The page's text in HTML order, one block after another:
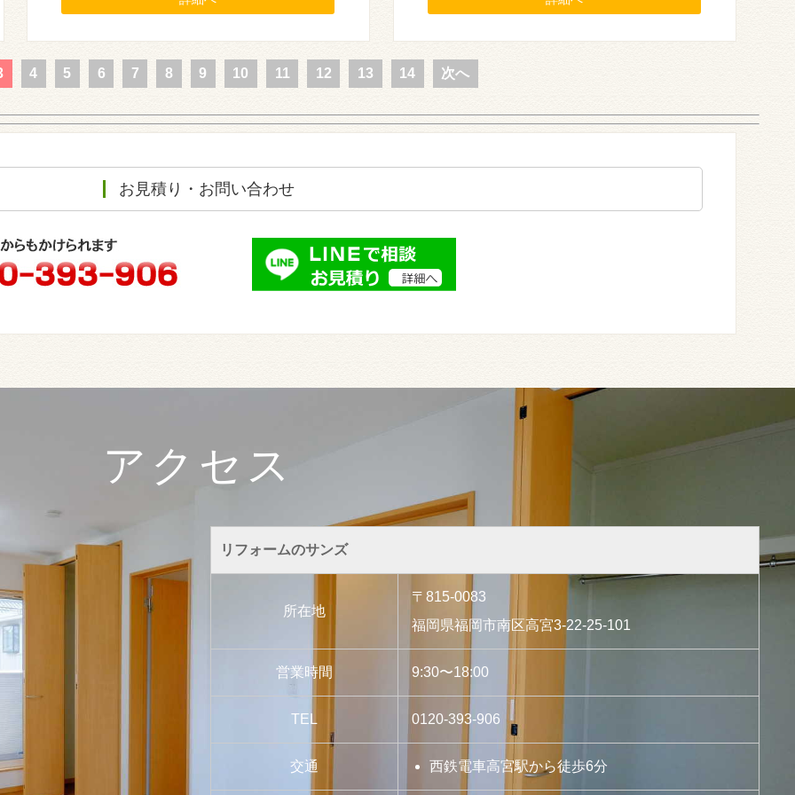
4 5 6 7 8 9 10 11 12 13 14 次へ
お見積り・お問い合わせ
アクセス
リフォームのサンズ
所在地
〒815-0083
福岡県福岡市南区高宮3-22-25-101
営業時間 9:30〜18:00
TEL 0120-393-906
交通 西鉄電車高宮駅から徒歩6分